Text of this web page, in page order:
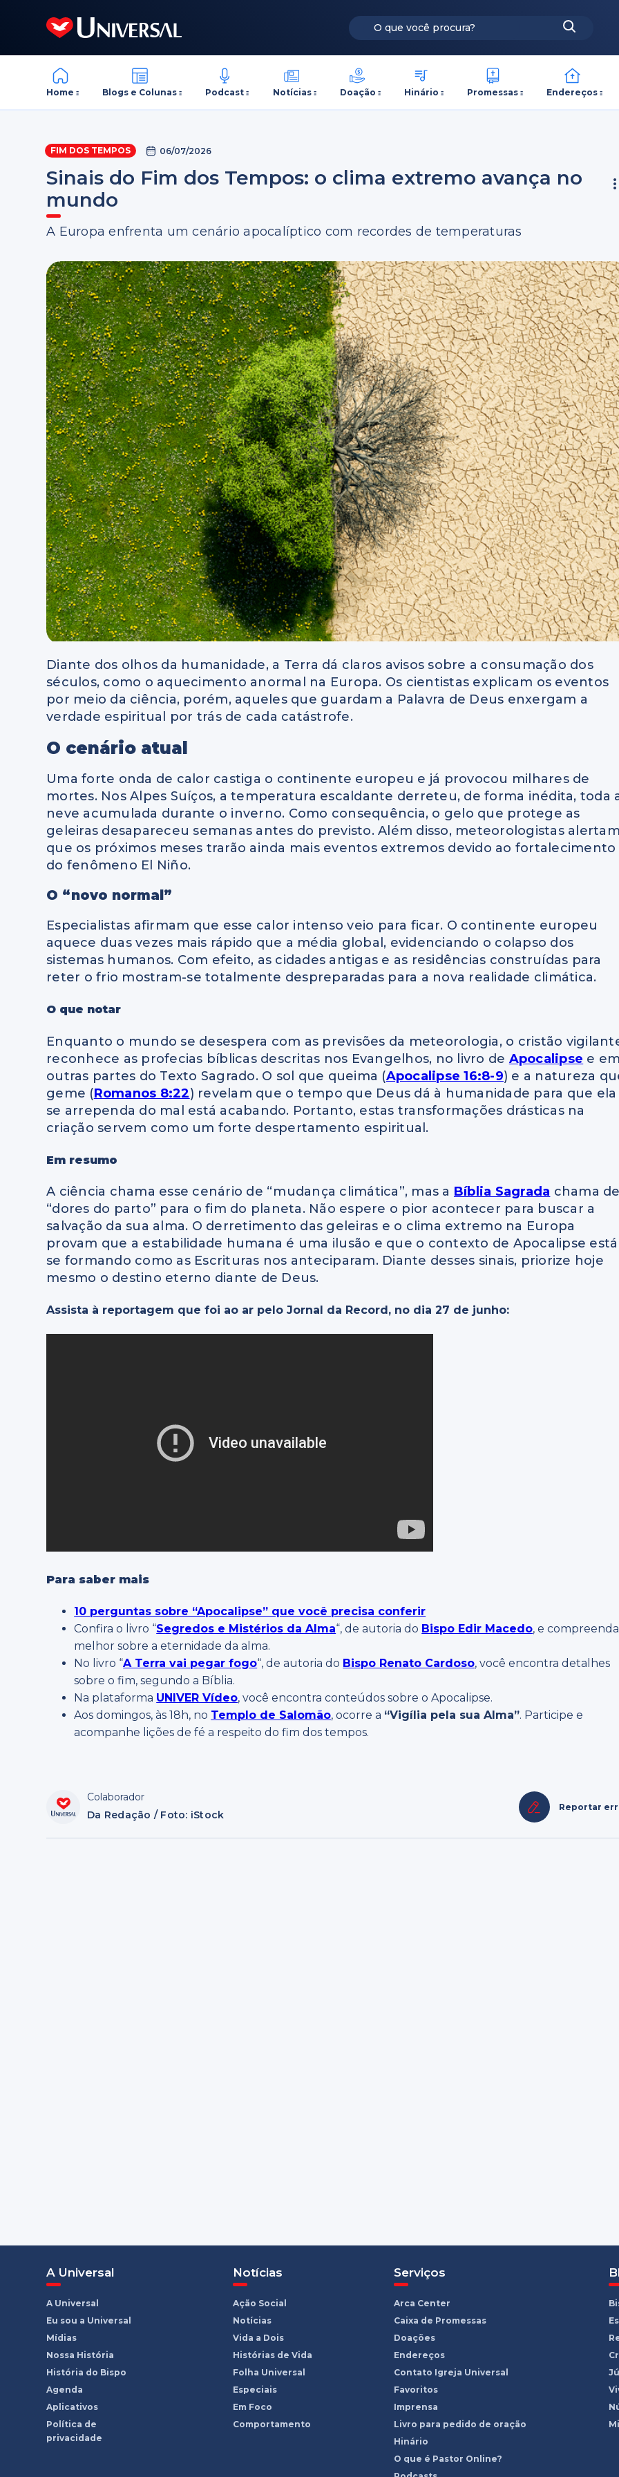
Home Blogs e Colunas Podcast Notícias Doação Hinário Promessas Endereços
FIM DOS TEMPOS 06/07/2026
Sinais do Fim dos Tempos: o clima extremo avança no
mundo
A Europa enfrenta um cenário apocalíptico com recordes de temperaturas
Diante dos olhos da humanidade, a Terra dá claros avisos sobre a consumação dos
séculos, como o aquecimento anormal na Europa. Os cientistas explicam os eventos
por meio da ciência, porém, aqueles que guardam a Palavra de Deus enxergam a
verdade espiritual por trás de cada catástrofe.
O cenário atual
Uma forte onda de calor castiga o continente europeu e já provocou milhares de
mortes. Nos Alpes Suíços, a temperatura escaldante derreteu, de forma inédita, toda
neve acumulada durante o inverno. Como consequência, o gelo que protege as
geleiras desapareceu semanas antes do previsto. Além disso, meteorologistas
que os próximos meses trarão ainda mais eventos extremos devido ao fortalecimento
do fenômeno El Niño.
O “novo normal”
Especialistas afirmam que esse calor intenso veio para ficar. O continente europeu
aquece duas vezes mais rápido que a média global, evidenciando o colapso dos
sistemas humanos. Com efeito, as cidades antigas e as residências construídas para
reter o frio mostram-se totalmente despreparadas para a nova realidade climática.
O que notar
Enquanto o mundo se desespera com as previsões da meteorologia, o cristão
reconhece as profecias bíblicas descritas nos Evangelhos, no livro de Apocalipse e
outras partes do Texto Sagrado. O sol que queima (Apocalipse 16:8-9) e a natureza
geme (Romanos 8:22) revelam que o tempo que Deus dá à humanidade para que ela
se arrependa do mal está acabando. Portanto, estas transformações drásticas na
criação servem como um forte despertamento espiritual.
Em resumo
A ciência chama esse cenário de “mudança climática”, mas a Bíblia Sagrada chama
“dores do parto” para o fim do planeta. Não espere o pior acontecer para buscar a
salvação da sua alma. O derretimento das geleiras e o clima extremo na Europa
provam que a estabilidade humana é uma ilusão e que o contexto de Apocalipse está
se formando como as Escrituras nos anteciparam. Diante desses sinais, priorize hoje
mesmo o destino eterno diante de Deus.
Assista à reportagem que foi ao ar pelo Jornal da Record, no dia 27 de junho:
Para saber mais
10 perguntas sobre “Apocalipse” que você precisa conferir
Confira o livro “Segredos e Mistérios da Alma“, de autoria do Bispo Edir Macedo, e compreenda
melhor sobre a eternidade da alma.
No livro “A Terra vai pegar fogo“, de autoria do Bispo Renato Cardoso, você encontra detalhes
sobre o fim, segundo a Bíblia.
Na plataforma UNIVER Vídeo, você encontra conteúdos sobre o Apocalipse.
Aos domingos, às 18h, no Templo de Salomão, ocorre a “Vigília pela sua Alma”. Participe e
acompanhe lições de fé a respeito do fim dos tempos.
Colaborador
Da Redação / Foto: iStock
Reportar
A Universal
A Universal
Eu sou a Universal
Mídias
Nossa História
História do Bispo
Agenda
Aplicativos
Política de
privacidade
Notícias
Ação Social
Notícias
Vida a Dois
Histórias de Vida
Folha Universal
Especiais
Em Foco
Comportamento
Serviços
Arca Center
Caixa de Promessas
Doações
Endereços
Contato Igreja Universal
Favoritos
Imprensa
Livro para pedido de oração
Hinário
O que é Pastor Online?